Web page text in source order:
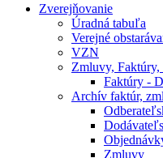
Zverejňovanie
Úradná tabuľa
Verejné
VZN
Zmluvy,
Faktúry -
Archív faktúr,
Zmluvy